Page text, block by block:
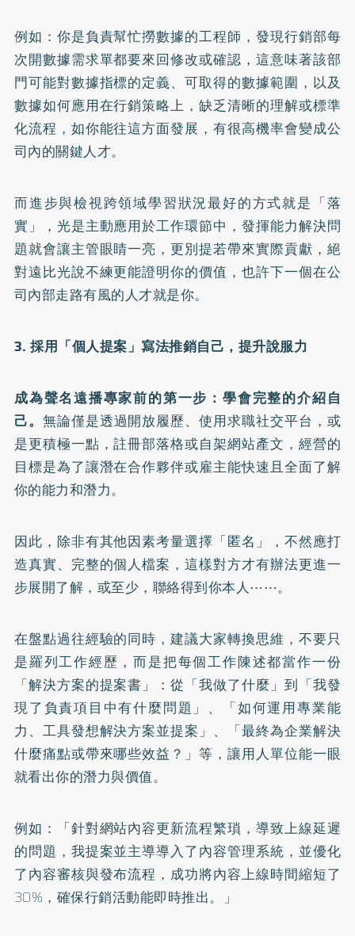
例如：你是負責幫忙撈數據的工程師，發現行銷部每
次開數據需求單都要來回修改或確認，這意味著該部
門可能對數據指標的定義、可取得的數據範圍，以及
數據如何應用在行銷策略上，缺乏清晰的理解或標準
化流程，如你能往這方面發展，有很高機率會變成公
司內的關鍵人才。
而進步與檢視跨領域學習狀況最好的方式就是「落
實」，光是主動應用於工作環節中，發揮能力解決問
題就會讓主管眼睛一亮，更別提若帶來實際貢獻，絕
對遠比光說不練更能證明你的價值，也許下一個在公
司內部走路有風的人才就是你。
3. 採用「個人提案」寫法推銷自己，提升說服力
成為聲名遠播專家前的第一步：學會完整的介紹自
己。 無論僅是透過開放履歷、使用求職社交平台，或
是更積極一點，註冊部落格或自架網站產文，經營的
目標是為了讓潛在合作夥伴或雇主能快速且全面了解
你的能力和潛力。
因此，除非有其他因素考量選擇「匿名」，不然應打
造真實、完整的個人檔案，這樣對方才有辦法更進一
步展開了解，或至少，聯絡得到你本人⋯⋯。
在盤點過往經驗的同時，建議大家轉換思維，不要只
是羅列工作經歷，而是把每個工作陳述都當作一份
「解決方案的提案書」：從「我做了什麼」到「我發
現了負責項目中有什麼問題」、「如何運用專業能
力、工具發想解決方案並提案」、「最終為企業解決
什麼痛點或帶來哪些效益？」等，讓用人單位能一眼
就看出你的潛力與價值。
例如：「針對網站內容更新流程繁瑣，導致上線延遲
的問題，我提案並主導導入了內容管理系統，並優化
了內容審核與發布流程，成功將內容上線時間縮短了
30%，確保行銷活動能即時推出。」